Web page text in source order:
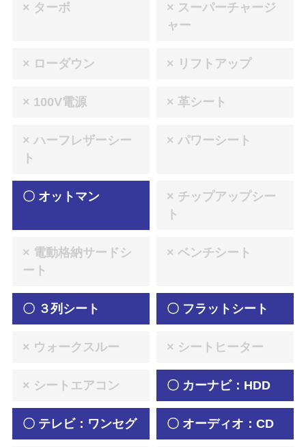
× ターボ
× スーパーチャージ
ャー
× ローダウン × リフトアップ
× 100V電源 × 革シート
× ハーフレザーシー
ト
× パワーシート
〇 オットマン
× チップアップシー
ト
× 電動格納サードシ
ート
× ベンチシート
〇 ３列シート 〇 フラットシート
× ウォークスルー × シートヒーター
× シートエアコン 〇 カーナビ：HDD
〇 テレビ：ワンセグ 〇 オーディオ：CD